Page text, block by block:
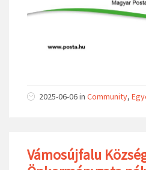
2025-06-06in Community,
Vámosújfalu